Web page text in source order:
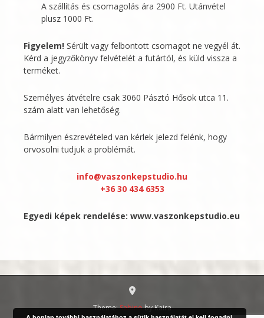
A szállítás és csomagolás ára 2900 Ft. Utánvétel
plusz 1000 Ft.
Figyelem! Sérült vagy felbontott csomagot ne vegyél át.
Kérd a jegyzőkönyv felvételét a futártól, és küld vissza a
terméket.
Személyes átvételre csak 3060 Pásztó Hősök utca 11.
szám alatt van lehetőség.
Bármilyen észrevételed van kérlek jelezd felénk, hogy
orvosolni tudjuk a problémát.
info@vaszonkepstudio.hu
+36 30 434 6353
Egyedi képek rendelése: www.vaszonkepstudio.eu
Theme:Sabinoby Kaira